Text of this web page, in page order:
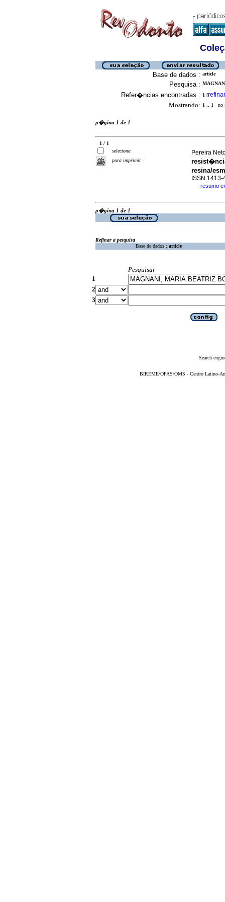
Base de dados : article
Pesquisa :
Refer�ncias encontradas : 1 [refinar
Mostrando: 1 .. 1 no
p�gina 1 de 1
1 / 1
seleciona
para imprimir
Pereira
resina/
ISSN 1413-
· resumo
p�gina 1 de 1
Refinar a pesquisa
Base de dados : article
Pesquisar
1
2
3
Search
BIREME/OPAS/OMS - Centro Latino-